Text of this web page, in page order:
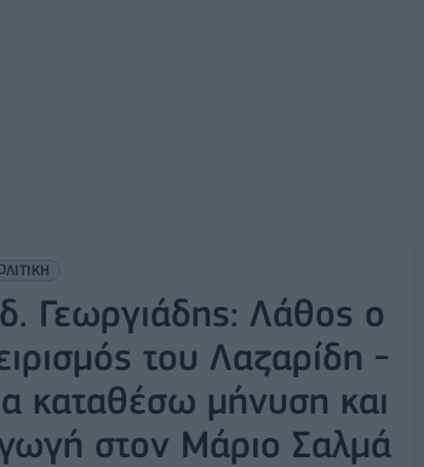
Γεωργιάδης: Λάθος ο
του Λαζαρίδη -
καταθέσω μήνυση και
στον Μάριο Σαλμά